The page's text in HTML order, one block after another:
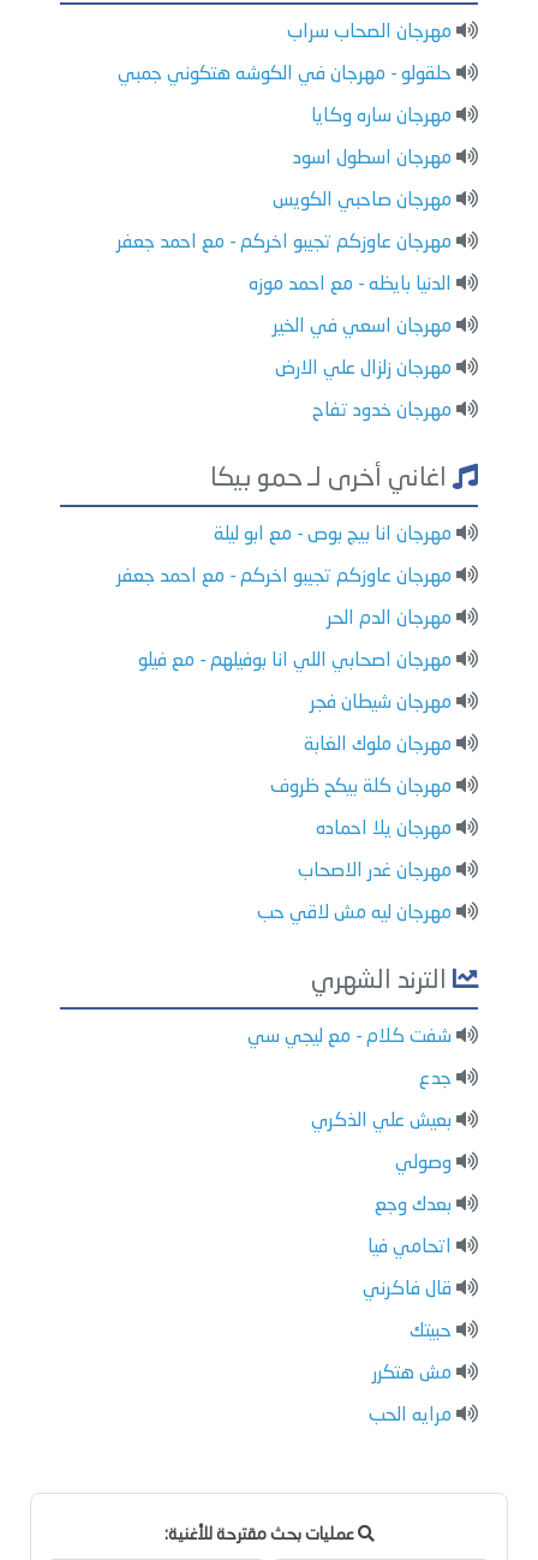
مهرجان الصحاب سراب
حلقولو - مهرجان في الكوشه هتكوني جمبي
مهرجان ساره وكايا
مهرجان اسطول اسود
مهرجان صاحبي الكويس
مهرجان عاوزكم تجيبو اخركم - مع احمد جعفر
الدنيا بايظه - مع احمد موزه
مهرجان اسعي في الخير
مهرجان زلزال علي الارض
مهرجان خدود تفاح
اغاني أخرى لـ حمو بيكا
مهرجان انا بيج بوص - مع ابو ليلة
مهرجان عاوزكم تجيبو اخركم - مع احمد جعفر
مهرجان الدم الحر
مهرجان اصحابي اللي انا بوفيلهم - مع فيلو
مهرجان شيطان فجر
مهرجان ملوك الغابة
مهرجان كلة بيكح ظروف
مهرجان يلا احماده
مهرجان غدر الاصحاب
مهرجان ليه مش لاقي حب
الترند الشهري
شفت كلام - مع ليجي سي
جدع
بعيش علي الذكري
وصولي
بعدك وجع
اتحامي فيا
قال فاكرني
حبيتك
مش هتكرر
مرايه الحب
عمليات بحث مقترحة للأغنية: